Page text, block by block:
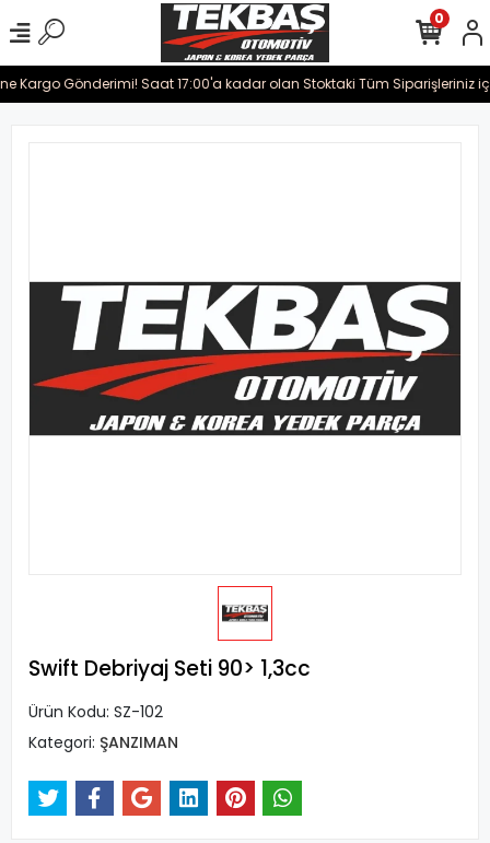
Kargo Gönderimi! Saat 17:00'a kadar olan Stoktaki Tüm Siparişleriniz
0
Swift Debriyaj Seti 90> 1,3cc
Ürün Kodu: SZ-102
Kategori: ŞANZIMAN